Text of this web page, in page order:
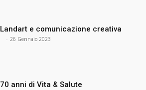
Landart e comunicazione creativa
- 26 Gennaio 2023
70 anni di Vita & Salute